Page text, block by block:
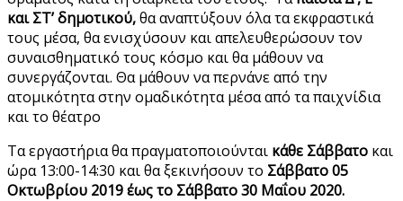
και ΣΤ’ δημοτικού,θα αναπτύξουν όλα τα εκφραστικά
τους μέσα, θα ενισχύσουν και απελευθερώσουν τον
συναισθηματικό τους κόσμο και θα μάθουν να
συνεργάζονται. Θα μάθουν να περνάνε από την
ατομικότητα στην ομαδικότητα μέσα από τα παιχνίδια
και το θέατρο
Τα εργαστήρια θα πραγματοποιούνται κάθε Σάββατο και
ώρα 13:00-14:30 και θα ξεκινήσουν το Σάββατο 05
Οκτωβρίου 2019 έως το Σάββατο 30 Μαΐου 2020.